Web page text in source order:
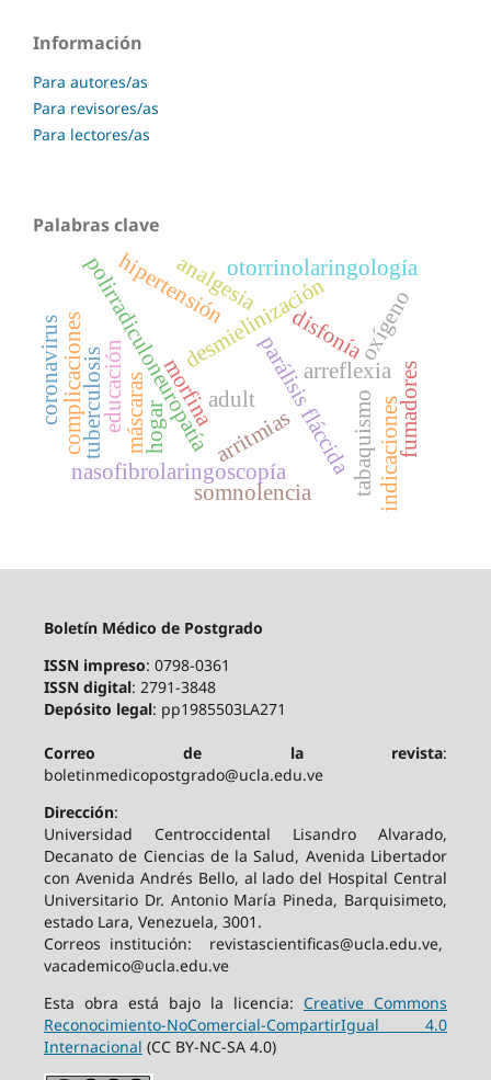
Información
Para autores/as
Para revisores/as
Para lectores/as
Palabras clave
polirradiculoneuropatía parálisis fláccida
desmielinizaciónarreflexia
disfonía
otorrinolaringología
tabaquismo
nasofibrolaringoscopía
hipertensión
somnolencia
arritmias
educación
tuberculosis indicaciones
complicaciones adult
coronavirus fumadores
máscaras
oxígeno
analgesia
morfina
hogar
Boletín Médico de Postgrado
ISSN impreso: 0798-0361
ISSN digital: 2791-3848
Depósito legal: pp1985503LA271
Correo de la revista:
boletinmedicopostgrado@ucla.edu.ve
Dirección:
Universidad Centroccidental Lisandro Alvarado,
Decanato de Ciencias de la Salud, Avenida Libertador
con Avenida Andrés Bello, al lado del Hospital Central
Universitario Dr. Antonio María Pineda, Barquisimeto,
estado Lara, Venezuela, 3001.
Correos institución: revistascientificas@ucla.edu.ve,
vacademico@ucla.edu.ve
Esta obra está bajo la licencia: Creative Commons
Reconocimiento-NoComercial-CompartirIgual 4.0
Internacional (CC BY-NC-SA 4.0)